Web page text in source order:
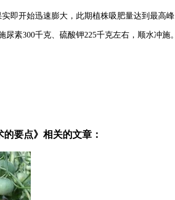
即开始迅速膨大，此期植株吸肥量达到最高峰
素300千克、硫酸钾225千克左右，顺水冲施。
要点》相关的文章：